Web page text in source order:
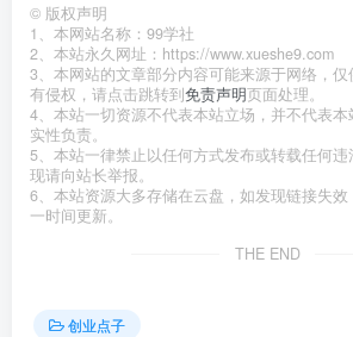
© 版权声明
1、本网站名称：99学社
2、本站永久网址：https://www.xueshe9.com
3、本网站的文章部分内容可能来源于网络，
有侵权，请点击跳转到免责声明页面处理。
4、本站一切资源不代表本站立场，并不代表
实性负责。
5、本站一律禁止以任何方式发布或转载任何
现请向站长举报。
6、本站资源大多存储在云盘，如发现链接失
一时间更新。
THE END
创业点子